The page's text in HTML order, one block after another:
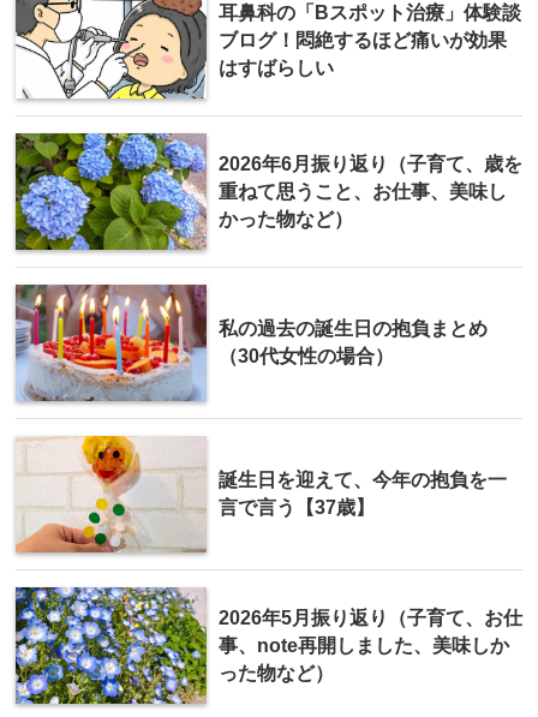
耳鼻科の「Bスポット治療」体験談
ブログ！悶絶するほど痛いが効果
はすばらしい
2026年6月振り返り（子育て、歳を
重ねて思うこと、お仕事、美味し
かった物など）
私の過去の誕生日の抱負まとめ
（30代女性の場合）
誕生日を迎えて、今年の抱負を一
言で言う【37歳】
2026年5月振り返り（子育て、お仕
事、note再開しました、美味しか
った物など）